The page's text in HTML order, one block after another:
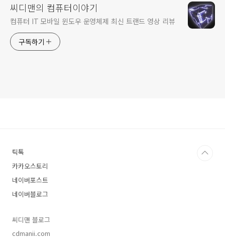
씨디맨의 컴퓨터이야기
컴퓨터 IT 모바일 윈도우 운영체제 최신 트랜드 영상 리뷰
구독하기
틱톡
카카오스토리
네이버포스트
네이버블로그
씨디맨 블로그
cdmanii.com